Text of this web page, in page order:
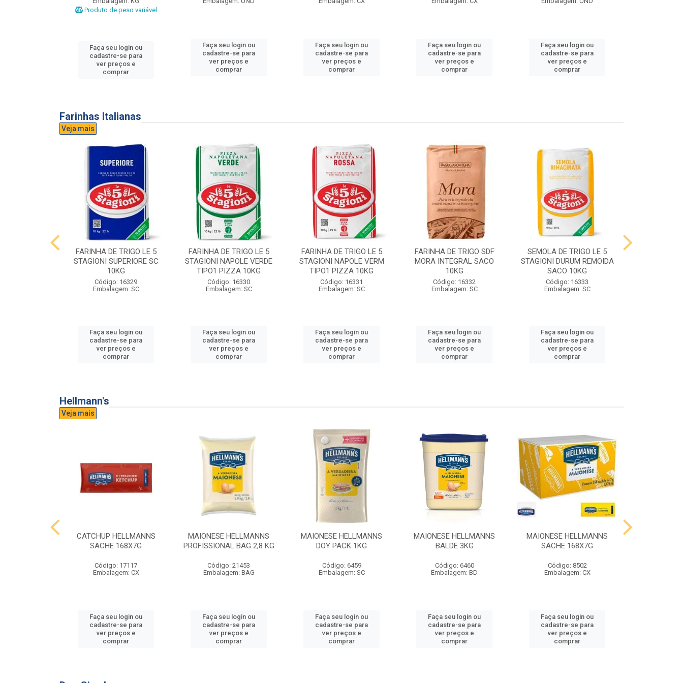
Produto de peso variável
Faça seu login ou
cadastre-se para
ver preços e
comprar
Faça seu login ou
cadastre-se para
ver preços e
comprar
Faça seu login ou
cadastre-se para
ver preços e
comprar
Faça seu login ou
cadastre-se para
ver preços e
comprar
Faça seu login ou
cadastre-se para
ver preços e
comprar
Farinhas Italianas
Veja mais
FARINHA DE TRIGO LE 5
STAGIONI SUPERIORE SC
10KG
Código: 16329
Embalagem: SC
Faça seu login ou
cadastre-se para
ver preços e
comprar
FARINHA DE TRIGO LE 5
STAGIONI NAPOLE VERDE
TIPO1 PIZZA 10KG
Código: 16330
Embalagem: SC
Faça seu login ou
cadastre-se para
ver preços e
comprar
FARINHA DE TRIGO LE 5
STAGIONI NAPOLE VERM
TIPO1 PIZZA 10KG
Código: 16331
Embalagem: SC
Faça seu login ou
cadastre-se para
ver preços e
comprar
FARINHA DE TRIGO SDF
MORA INTEGRAL SACO
10KG
Código: 16332
Embalagem: SC
Faça seu login ou
cadastre-se para
ver preços e
comprar
SEMOLA DE TRIGO LE 5
STAGIONI DURUM REMOIDA
SACO 10KG
Código: 16333
Embalagem: SC
Faça seu login ou
cadastre-se para
ver preços e
comprar
Hellmann's
Veja mais
CATCHUP HELLMANNS
SACHE 168X7G
Código: 17117
Embalagem: CX
Faça seu login ou
cadastre-se para
ver preços e
comprar
MAIONESE HELLMANNS
PROFISSIONAL BAG 2,8 KG
Código: 21453
Embalagem: BAG
Faça seu login ou
cadastre-se para
ver preços e
comprar
MAIONESE HELLMANNS
DOY PACK 1KG
Código: 6459
Embalagem: SC
Faça seu login ou
cadastre-se para
ver preços e
comprar
MAIONESE HELLMANNS
BALDE 3KG
Código: 6460
Embalagem: BD
Faça seu login ou
cadastre-se para
ver preços e
comprar
MAIONESE HELLMANNS
SACHE 168X7G
Código: 8502
Embalagem: CX
Faça seu login ou
cadastre-se para
ver preços e
comprar